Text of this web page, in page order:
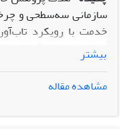
سازمانی سه‌سطحی و
خدمت با رویکرد
توجه به هدف آن،
خبرگان و متخصصان
هدفمند و روش گلوله
بیشتر
مشاهده مقاله